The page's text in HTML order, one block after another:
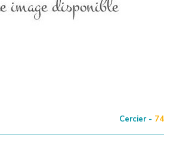
Cercier - 74